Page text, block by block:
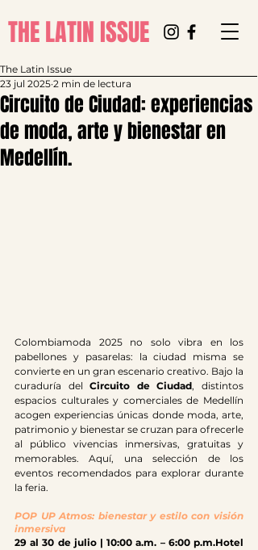
THE LATIN ISSUE
Circuito de Ciudad: experiencias
de moda, arte y bienestar en
Medellín.
The Latin Issue
23 jul 2025 2 min de lectura
Colombiamoda 2025 no solo vibra en los
pabellones y pasarelas: la ciudad misma se
convierte en un gran escenario creativo. Bajo la
curaduría del Circuito de Ciudad, distintos
espacios culturales y comerciales de Medellín
acogen experiencias únicas donde moda, arte,
patrimonio y bienestar se cruzan para ofrecerle
al público vivencias inmersivas, gratuitas y
memorables. Aquí, una selección de los
eventos recomendados para explorar durante
la feria.
POP UP Atmos: bienestar y estilo con visión
inmersiva
29 al 30 de julio | 10:00 a.m. – 6:00 p.m.Hotel